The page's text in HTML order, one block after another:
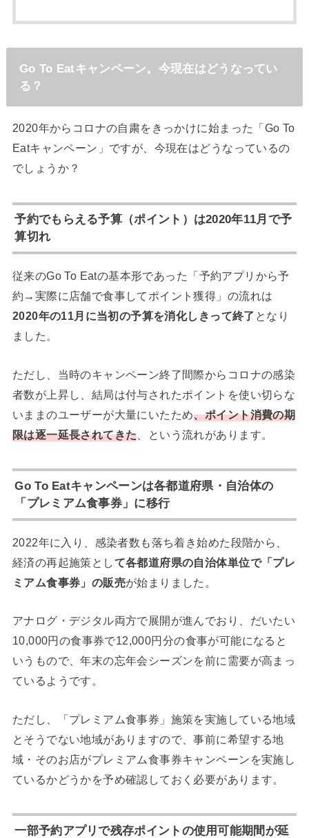
Go To Eatキャンペーン。今現在はどうなってい
る？
2020年からコロナの自粛をきっかけに始まった「Go To
Eatキャンペーン」ですが、今現在はどうなっているの
でしょうか？
予約でもらえる予算（ポイント）は2020年11月で予
算切れ
従来のGo To Eatの基本形であった「予約アプリから予
約→実際に店舗で食事してポイント獲得」の流れは
2020年の11月に当初の予算を消化しきって終了 となり
ました。
ただし、当時のキャンペーン終了間際からコロナの感染
者数が上昇し、結局は付与されたポイントを使い切らな
いままのユーザーが大量にいたため、ポイント消費の期
限は逐一延長されてきた 、という流れがあります。
Go To Eatキャンペーンは各都道府県・自治体の
「プレミアム食事券」に移行
2022年に入り、感染者数も落ち着き始めた段階から、
経済の再起施策として各都道府県の自治体単位で「プレ
ミアム食事券」の販売が始まりました。
アナログ・デジタル両方で展開が進んでおり、だいたい
10,000円の食事券で12,000円分の食事が可能になると
いうもので、年末の忘年会シーズンを前に需要が高まっ
ているようです。
ただし、「プレミアム食事券」施策を実施している地域
とそうでない地域がありますので、事前に希望する地
域・そのお店がプレミアム食事券キャンペーンを実施し
ているかどうかを予め確認しておく必要があります。
一部予約アプリで残存ポイントの使用可能期間が延